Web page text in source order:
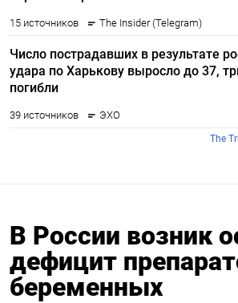
В России возник
дефицит
беременных